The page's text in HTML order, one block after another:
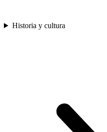
Historia y cultura